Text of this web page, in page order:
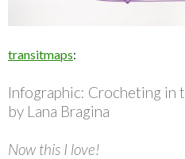
transitmaps:
Infographic: Crocheting in
by Lana Bragina
Now this I love!